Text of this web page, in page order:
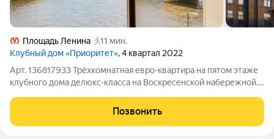
Площадь Ленина
11 мин.
Клубный дом «Приоритет», 4 квартал 2022
Арт. 136817933 Трёхкомнатная евро-квартира на пятом этаже
клубного дома делюкс-класса на Воскресенской набережной.
города, а спальни ориентированы в тихий зелёный двор так в
одной квартире
Позвонить